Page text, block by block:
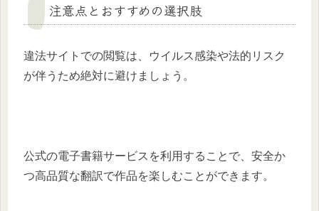
注意点とおすすめの選択肢
違法サイトでの閲覧は、ウイルス感染や法的リスク
が伴うため絶対に避けましょう。
公式の電子書籍サービスを利用することで、安全か
つ高品質な翻訳で作品を楽しむことができます。